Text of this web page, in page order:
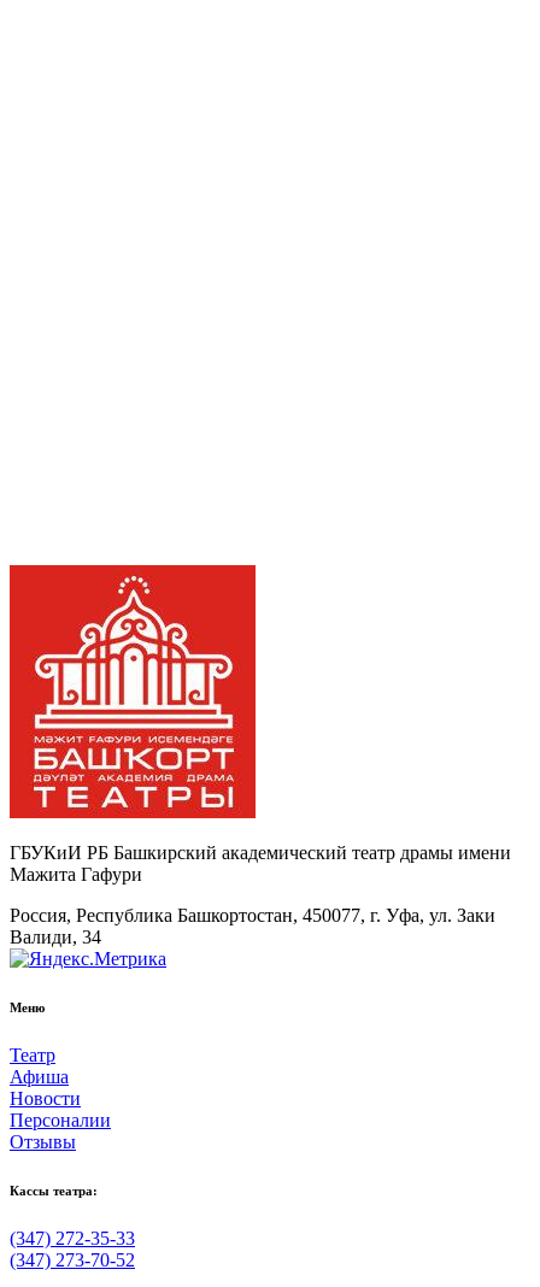
ГБУКиИ РБ Башкирский академический театр драмы имени
Мажита Гафури
Россия, Республика Башкортостан, 450077, г. Уфа, ул. Заки
Валиди, 34
Меню
Театр
Афиша
Новости
Персоналии
Отзывы
Кассы театра:
(347) 272-35-33
(347) 273-70-52